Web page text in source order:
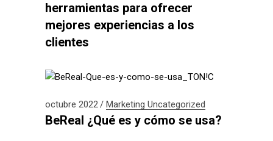
herramientas para ofrecer
mejores experiencias a los
clientes
octubre 2022 Marketing Uncategorized
BeReal ¿Qué es y cómo se usa?